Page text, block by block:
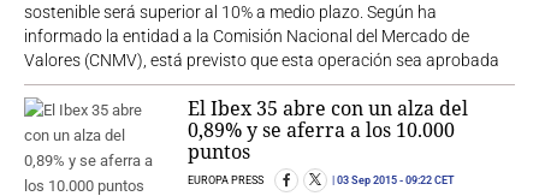
sostenible será superior al 10% a medio plazo. Según ha
informado la entidad a la Comisión Nacional del Mercado de
Valores (CNMV), está previsto que esta operación sea aprobada
El Ibex 35 abre con un alza del
0,89% y se aferra a los 10.000
puntos
EUROPA PRESS 03 Sep 2015 - 09:22 CET